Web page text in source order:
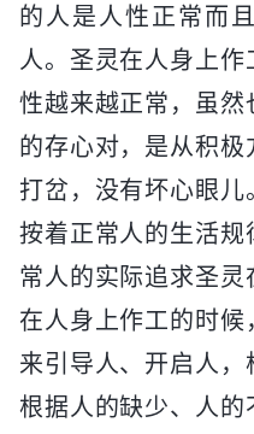
的人是人性正常而
人。圣灵在人身上
性越来越正常，虽然
的存心对，是从积
打岔，没有坏心眼儿
按着正常人的生活
常人的实际追求圣灵
在人身上作工的时
来引导人、开启人，
根据人的缺少、人的